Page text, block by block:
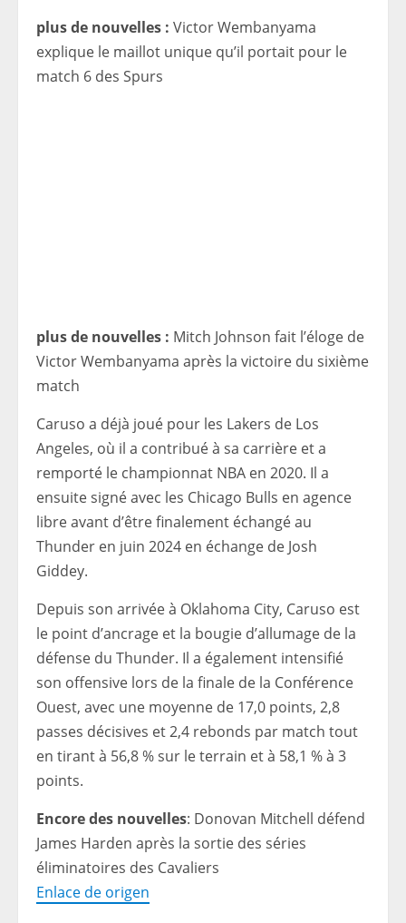
plus de nouvelles : Victor Wembanyama
explique le maillot unique qu’il portait pour le
match 6 des Spurs
plus de nouvelles : Mitch Johnson fait l’éloge de
Victor Wembanyama après la victoire du sixième
match
Caruso a déjà joué pour les Lakers de Los
Angeles, où il a contribué à sa carrière et a
remporté le championnat NBA en 2020. Il a
ensuite signé avec les Chicago Bulls en agence
libre avant d’être finalement échangé au
Thunder en juin 2024 en échange de Josh
Giddey.
Depuis son arrivée à Oklahoma City, Caruso est
le point d’ancrage et la bougie d’allumage de la
défense du Thunder. Il a également intensifié
son offensive lors de la finale de la Conférence
Ouest, avec une moyenne de 17,0 points, 2,8
passes décisives et 2,4 rebonds par match tout
en tirant à 56,8 % sur le terrain et à 58,1 % à 3
points.
Encore des nouvelles: Donovan Mitchell défend
James Harden après la sortie des séries
éliminatoires des Cavaliers
Enlace de origen